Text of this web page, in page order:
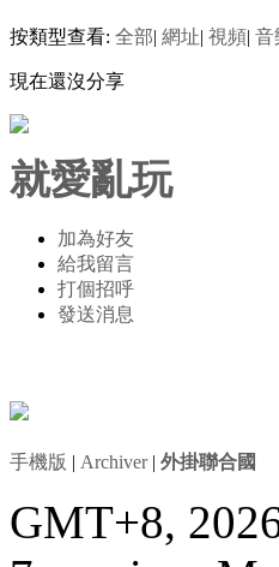
按類型查看: 全部| 網址| 視頻| 音
現在還沒分享
就愛亂玩
加為好友
給我留言
打個招呼
發送消息
手機版 | Archiver| 外掛聯合國
GMT+8,